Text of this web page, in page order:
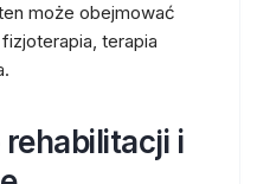
może obejmować
terapia
i